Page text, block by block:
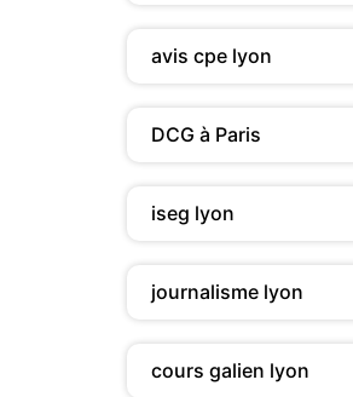
avis cpe lyon
DCG à Paris
iseg lyon
journalisme lyon
cours galien lyon